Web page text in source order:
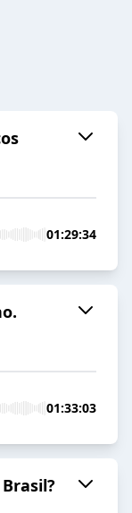
01:29:34
01:33:03